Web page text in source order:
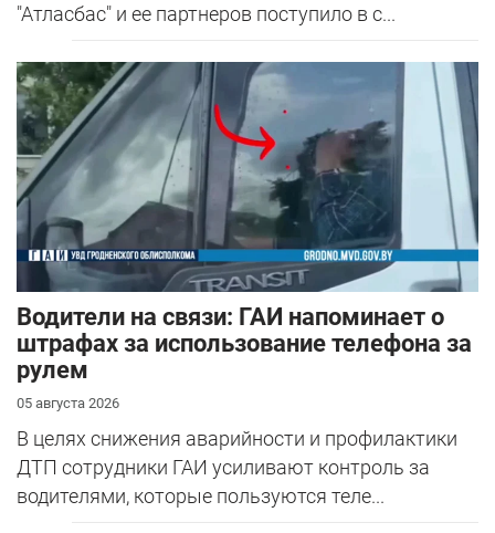
"Атласбас" и ее партнеров поступило в с...
Водители на связи: ГАИ напоминает о
штрафах за использование телефона за
рулем
05 августа 2026
В целях снижения аварийности и профилактики
ДТП сотрудники ГАИ усиливают контроль за
водителями, которые пользуются теле...